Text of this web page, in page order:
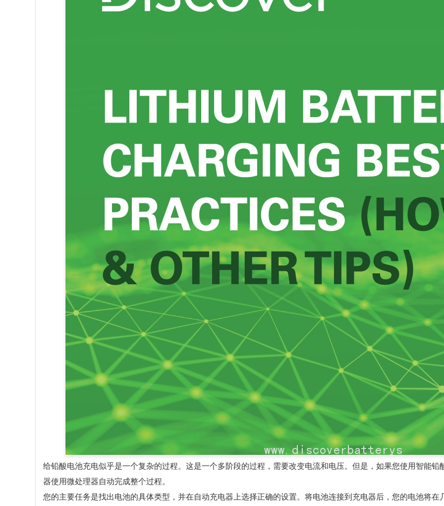
给铅酸电池充电似乎是一个复杂的过程。这是一个多阶段的过程，需要改变电流和电压。但是，如果您使用智能
器使用微处理器自动完成整个过程。
您的主要任务是找出电池的具体类型，并在自动充电器上选择正确的设置。将电池连接到充电器后，您的电池将